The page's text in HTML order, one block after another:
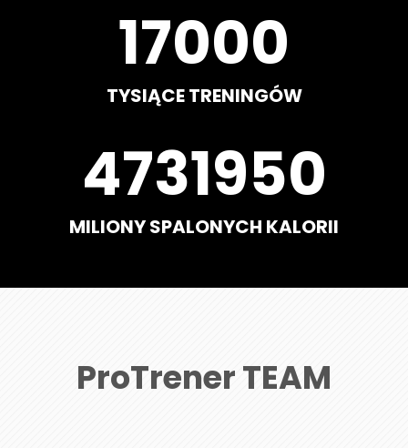
20000
TYSIĄCE TRENINGÓW
5567000
MILIONY SPALONYCH KALORII
ProTrener TEAM